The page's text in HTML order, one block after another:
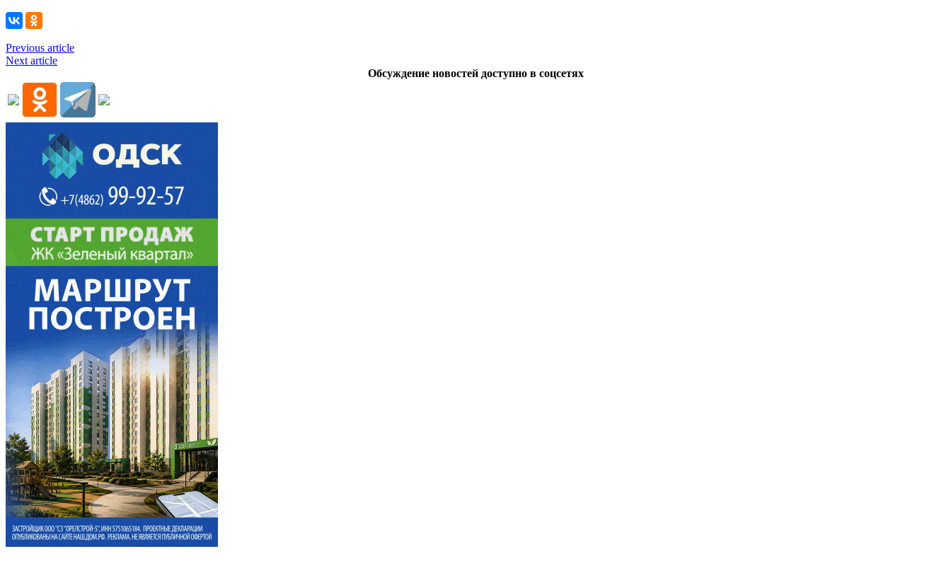
Previous article
Next article
Обсуждение новостей доступно в соцсетях